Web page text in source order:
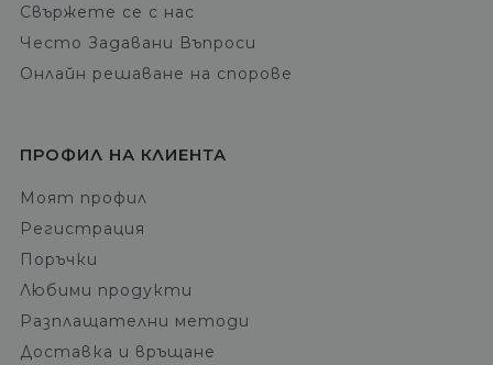
Свържете се с нас
Често Задавани Въпроси
Онлайн решаване на спорове
ПРОФИЛ НА КЛИЕНТА
Моят профил
Регистрация
Поръчки
Любими продукти
Разплащателни методи
Доставка и връщане